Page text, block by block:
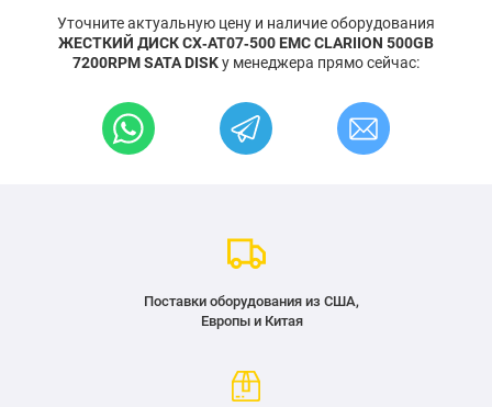
Уточните актуальную цену и наличие оборудования
ЖЕСТКИЙ ДИСК CX‐AT07‐500 EMC CLARIION 500GB
7200RPM SATA DISKу менеджера прямо сейчас:
Поставки оборудования из США,
Европы и Китая